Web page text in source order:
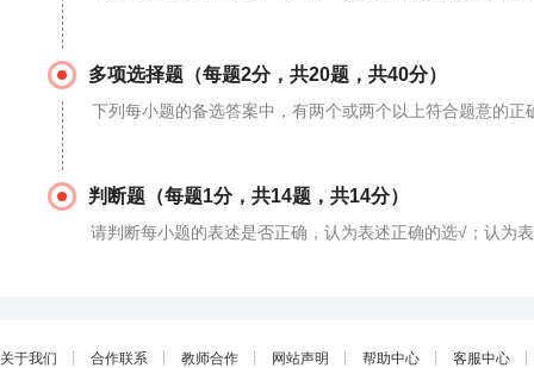
多项选择题（每题2分，共20题，共40分）
下列每小题的备选答案中，有两个或两个以上符合题意的
判断题（每题1分，共14题，共14分）
请判断每小题的表述是否正确，认为表述正确的选√；认为
关于我们 ┊ 合作联系 ┊ 教师合作 ┊ 网站声明 ┊ 帮助中心 ┊ 客服中心 ┊